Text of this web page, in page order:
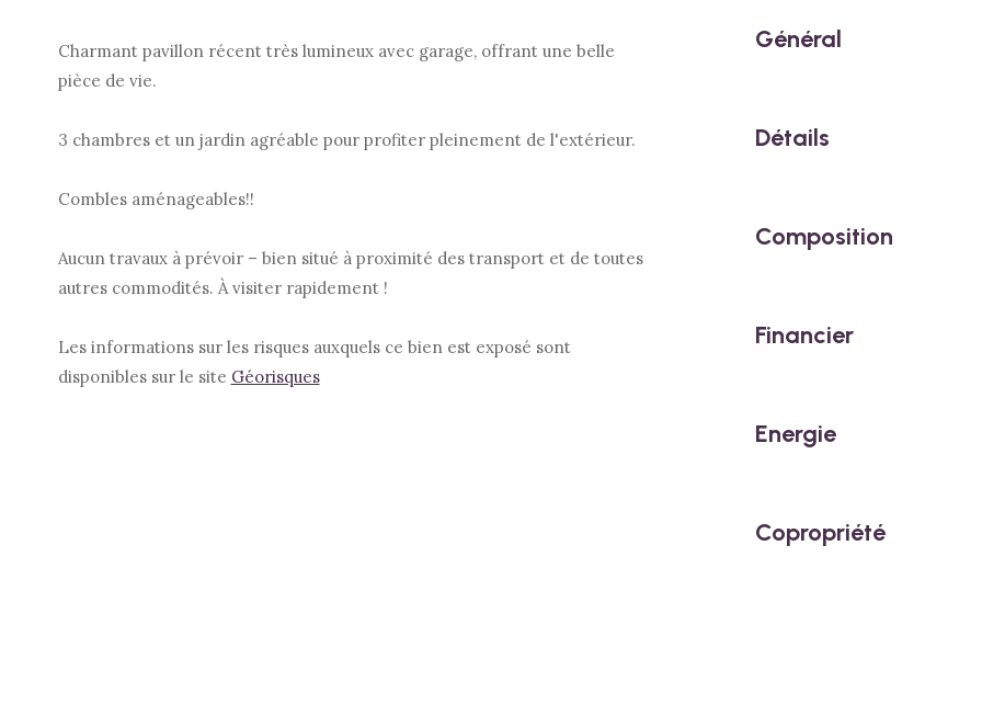
Charmant pavillon récent très lumineux avec garage, offrant une belle
pièce de vie.
3 chambres et un jardin agréable pour profiter pleinement de l'extérieur.
Combles aménageables!!
Aucun travaux à prévoir – bien situé à proximité des transport et de toutes
autres commodités. À visiter rapidement !
Les informations sur les risques auxquels ce bien est exposé sont
disponibles sur le site Géorisques
Général
Détails
Composition
Financier
Energie
Copropriété